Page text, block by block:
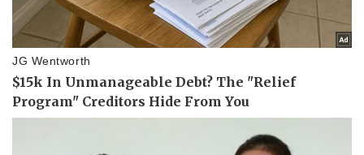
Pháp luật
Quân sự - Quốc phòng
Việt Nam